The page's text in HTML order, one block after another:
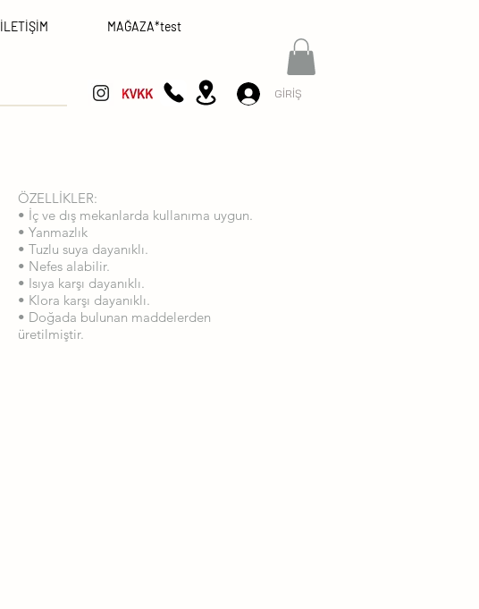
İLETİŞİM MAĞAZA*test
GİRİŞ
ÖZELLİKLER:
• İç ve dış mekanlarda kullanıma uygun.
• Yanmazlık
• Tuzlu suya dayanıklı.
• Nefes alabilir.
• Isıya karşı dayanıklı.
• Klora karşı dayanıklı.
• Doğada bulunan maddelerden
üretilmiştir.